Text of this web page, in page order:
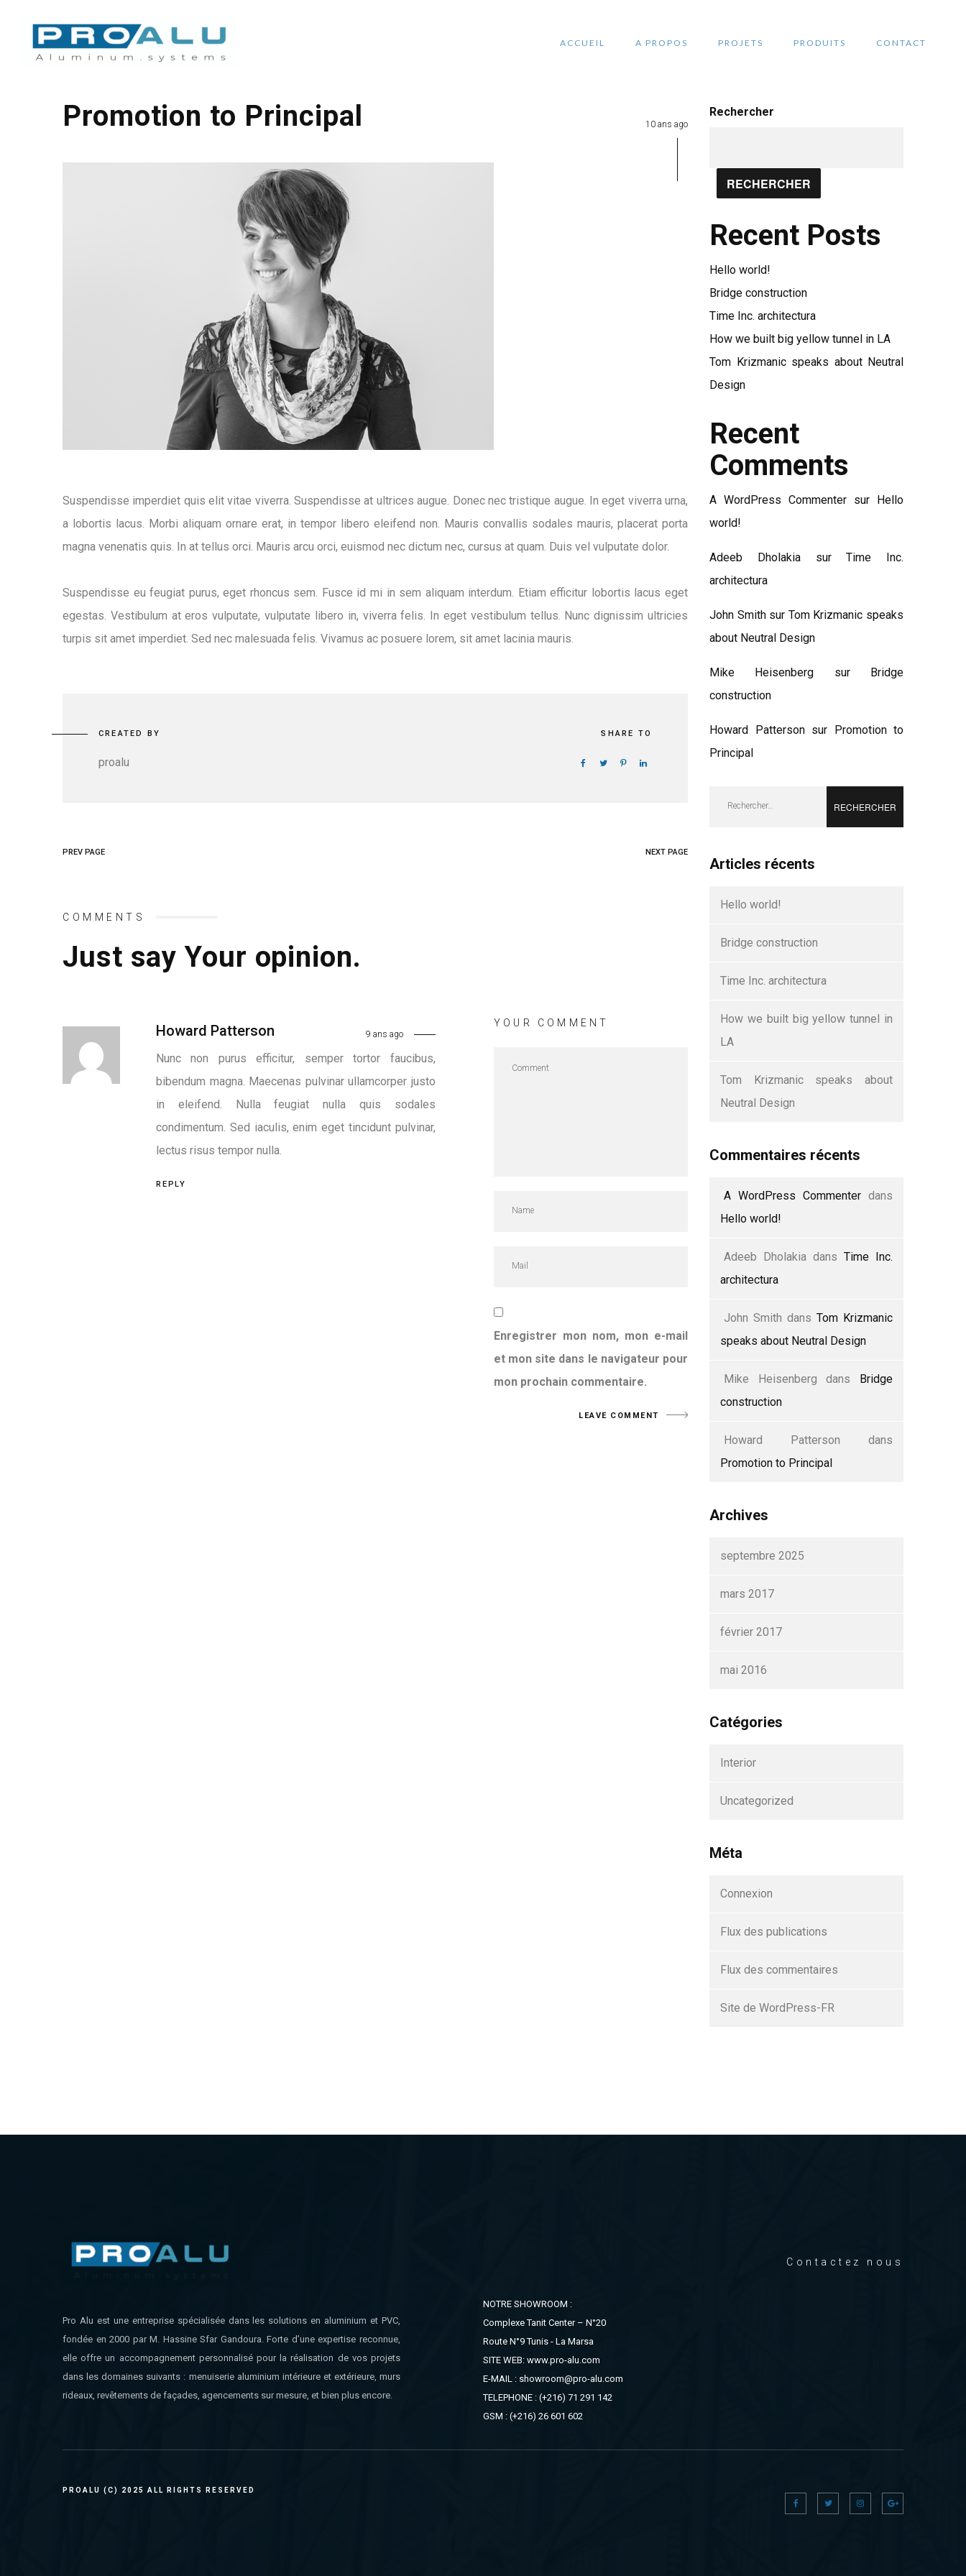
ACCUEIL A PROPOS PROJETS PRODUITS CONTACT
Promotion to Principal 10 ans ago
Suspendisse imperdiet quis elit vitae viverra. Suspendisse at ultrices augue. Donec nec tristique augue. In eget viverra urna,
a lobortis lacus. Morbi aliquam ornare erat, in tempor libero eleifend non. Mauris convallis sodales mauris, placerat porta
magna venenatis quis. In at tellus orci. Mauris arcu orci, euismod nec dictum nec, cursus at quam. Duis vel vulputate dolor.
Suspendisse eu feugiat purus, eget rhoncus sem. Fusce id mi in sem aliquam interdum. Etiam efficitur lobortis lacus eget
egestas. Vestibulum at eros vulputate, vulputate libero in, viverra felis. In eget vestibulum tellus. Nunc dignissim ultricies
turpis sit amet imperdiet. Sed nec malesuada felis. Vivamus ac posuere lorem, sit amet lacinia mauris.
CREATED BY
proalu
SHARE TO
PREV PAGE NEXT PAGE
COMMENTS
Just say Your opinion.
Howard Patterson 9 ans ago
Nunc non purus efficitur, semper tortor faucibus,
bibendum magna. Maecenas pulvinar ullamcorper justo
in eleifend. Nulla feugiat nulla quis sodales
condimentum. Sed iaculis, enim eget tincidunt pulvinar,
lectus risus tempor nulla.
REPLY
YOUR COMMENT
Enregistrer mon nom, mon e-mail
et mon site dans le navigateur pour
mon prochain commentaire.
Rechercher
RECHERCHER
Recent Posts
Hello world!
Bridge construction
Time Inc. architectura
How we built big yellow tunnel in LA
Tom Krizmanic speaks about Neutral
Design
Recent
Comments
A WordPress Commenter sur Hello
world!
Adeeb DholakiasurTime Inc.
architectura
John Smithsur Tom Krizmanic speaks
about Neutral Design
Mike Heisenberg sur Bridge
construction
Howard Pattersonsur Promotion to
Principal
Articles récents
Hello world!
Bridge construction
Time Inc. architectura
How we built big yellow tunnel in
LA
Tom Krizmanic speaks about
Neutral Design
Commentaires récents
A WordPress Commenter dans
Hello world!
Adeeb Dholakia dans Time Inc.
architectura
John Smith dans Tom Krizmanic
speaks about Neutral Design
Mike Heisenberg dans Bridge
construction
Howard Patterson dans
Promotion to Principal
Archives
septembre 2025
mars 2017
février 2017
mai 2016
Catégories
Interior
Uncategorized
Méta
Connexion
Flux des publications
Flux des commentaires
Site de WordPress-FR
Pro Alu est une entreprise spécialisée dans les solutions en aluminium et PVC,
fondée en 2000 par M. Hassine Sfar Gandoura. Forte d’une expertise reconnue,
elle offre un accompagnement personnalisé pour la réalisation de vos projets
dans les domaines suivants : menuiserie aluminium intérieure et extérieure, murs
rideaux, revêtements de façades, agencements sur mesure, et bien plus encore.
Contactez nous
NOTRE SHOWROOM :
Complexe Tanit Center – N°20
Route N°9 Tunis - La Marsa
SITE WEB: www.pro-alu.com
E-MAIL : showroom@pro-alu.com
TELEPHONE : (+216) 71 291 142
GSM : (+216) 26 601 602
PROALU (C) 2025 ALL RIGHTS RESERVED